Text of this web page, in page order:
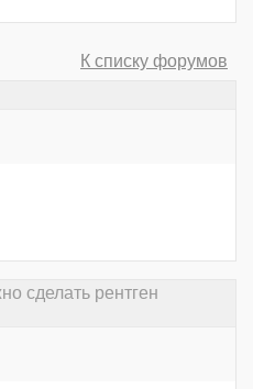
К списку форумов
сделать рентген